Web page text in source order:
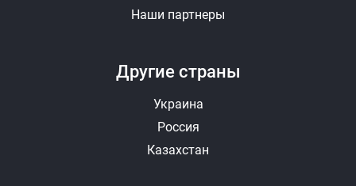
Другие страны
Украина
Россия
Казахстан
Наши партнеры